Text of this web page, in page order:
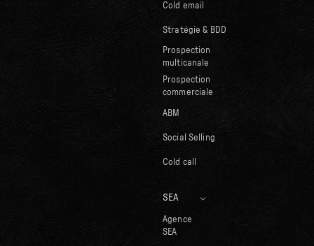
Cold email
Stratégie & BDD
Prospection
multicanale
Prospection
commerciale
ABM
Social Selling
Cold call
SEA
Agence
SEA